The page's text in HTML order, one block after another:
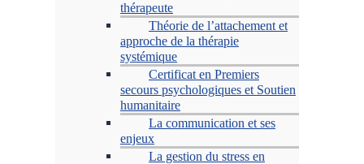
thérapeute
Théorie de l’attachement et
approche de la thérapie
systémique
Certificat en Premiers
secours psychologiques et Soutien
humanitaire
La communication et ses
enjeux
La gestion du stress en